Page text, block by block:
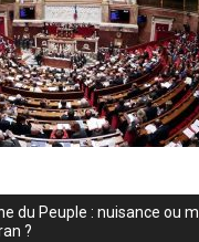
du Peuple : nuisance ou
?